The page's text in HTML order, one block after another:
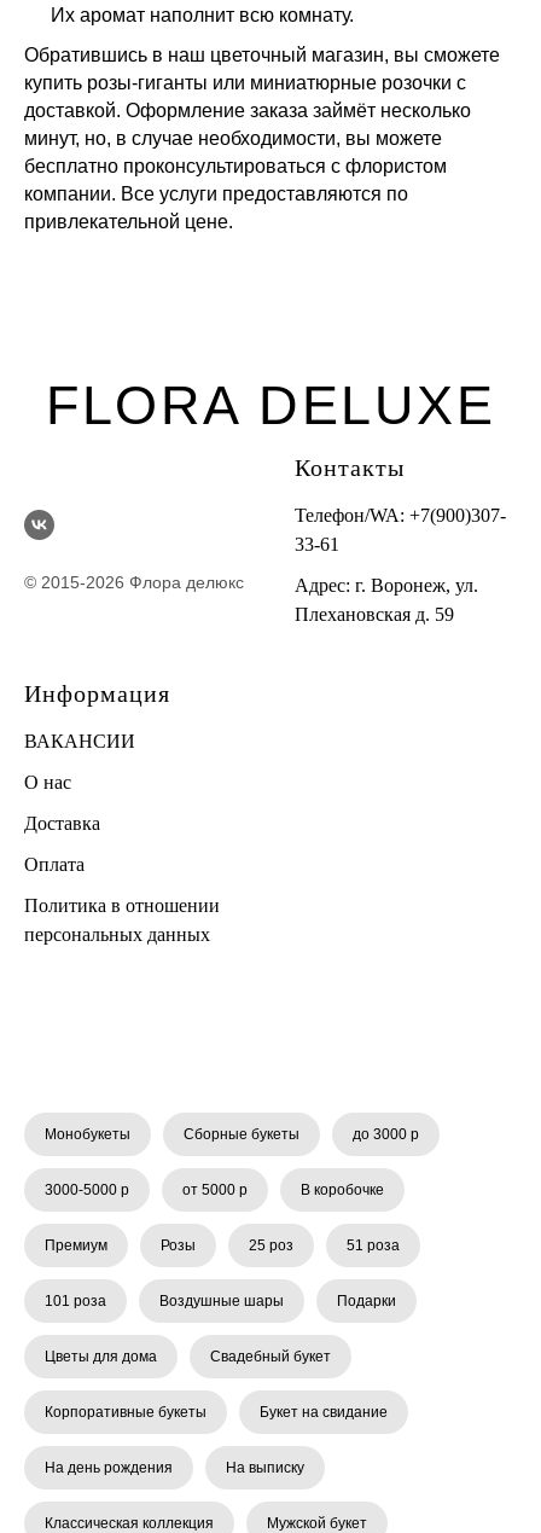
Их аромат наполнит всю комнату.
Обратившись в наш цветочный магазин, вы сможете
купить розы-гиганты или миниатюрные розочки с
доставкой. Оформление заказа займёт несколько
минут, но, в случае необходимости, вы можете
бесплатно проконсультироваться с флористом
компании. Все услуги предоставляются по
привлекательной цене.
FLORA DELUXE
© 2015-2026 Флора делюкс
Контакты
Телефон/WA: +7(900)307-
33-61
Адрес: г. Воронеж, ул.
Плехановская д. 59
Информация
ВАКАНСИИ
О нас
Доставка
Оплата
Политика в отношении
персональных данных
Монобукеты Сборные букеты до 3000 р
3000-5000 р от 5000 р В коробочке
Премиум Розы 25 роз 51 роза
101 роза Воздушные шары Подарки
Цветы для дома Свадебный букет
Корпоративные букеты Букет на свидание
На день рождения На выписку
Классическая коллекция Мужской букет